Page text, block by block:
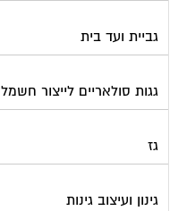
גביית ועד בית
גגות סולאריים לייצור חשמל
גז
גינון ועיצוב גינות